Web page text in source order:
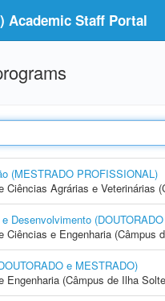
Academic Staff Portal
(MESTRADO PROFISSIONAL)
Ciências Agrárias e Veterinárias
Desenvolvimento
Ciências e Engenharia (Câmpus
e MESTRADO)
Engenharia (Câmpus de Ilha